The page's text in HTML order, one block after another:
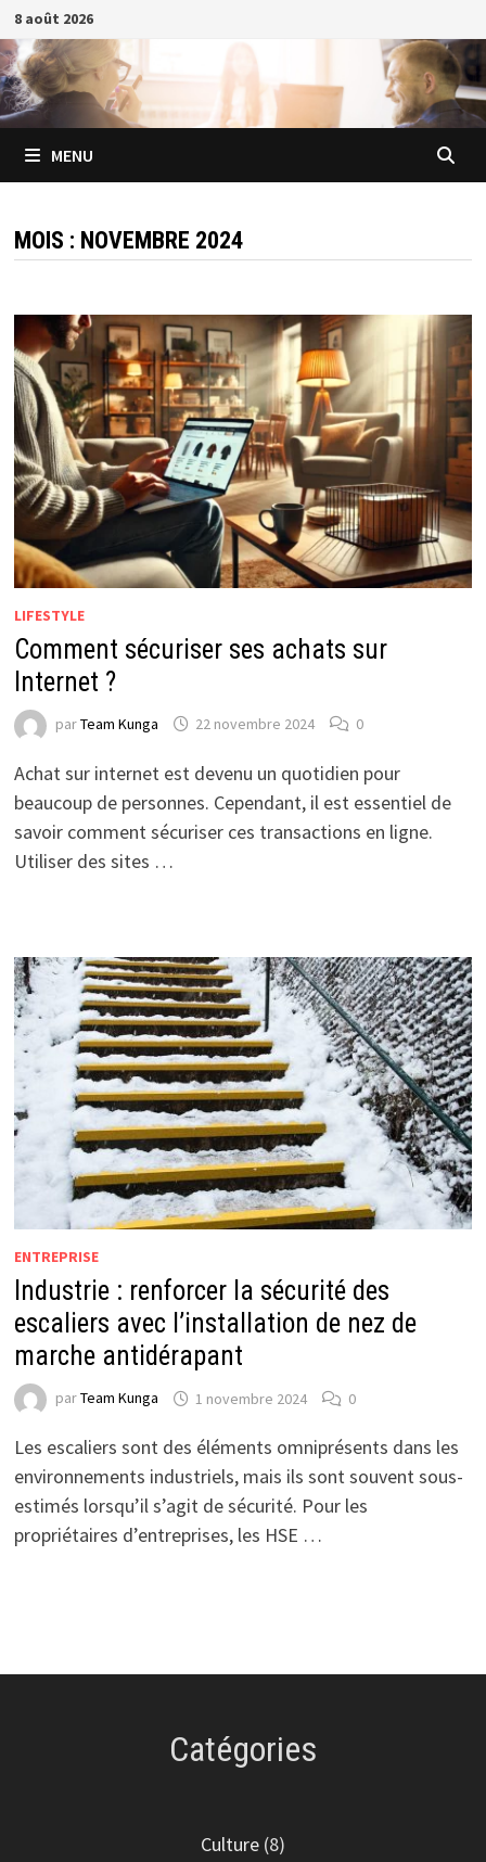
Passer
au
contenu
8 août 2026
MENU
MOIS : NOVEMBRE 2024
LIFESTYLE
Comment sécuriser ses achats sur
Internet ?
parTeam Kunga 22 novembre 2024 0
Achat sur internet est devenu un quotidien pour
beaucoup de personnes. Cependant, il est essentiel de
savoir comment sécuriser ces transactions en ligne.
Utiliser des sites …
ENTREPRISE
Industrie : renforcer la sécurité des
escaliers avec l’installation de nez de
marche antidérapant
parTeam Kunga 1 novembre 2024 0
Les escaliers sont des éléments omniprésents dans les
environnements industriels, mais ils sont souvent sous-
estimés lorsqu’il s’agit de sécurité. Pour les
propriétaires d’entreprises, les HSE …
Catégories
Culture (8)